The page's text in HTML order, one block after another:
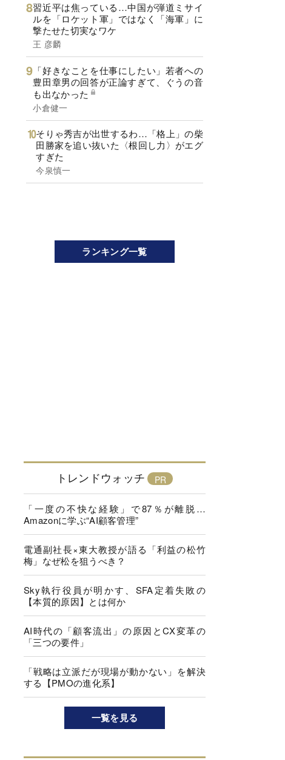
習近平は焦っている…中国が弾道ミサイ
ルを「ロケット軍」ではなく「海軍」に
撃たせた切実なワケ
王 彦麟
「好きなことを仕事にしたい」若者への
豊田章男の回答が正論すぎて、ぐうの音
も出なかった
小倉健一
そりゃ秀吉が出世するわ…「格上」の柴
田勝家を追い抜いた〈根回し力〉がエグ
すぎた
今泉慎一
ランキング一覧
トレンドウォッチ
「一度の不快な経験」で87％が離脱…
Amazonに学ぶ“AI顧客管理”
電通副社長×東大教授が語る「利益の松竹
梅」なぜ松を狙うべき？
Sky執行役員が明かす、SFA定着失敗の
【本質的原因】とは何か
AI時代の「顧客流出」の原因とCX変革の
「三つの要件」
「戦略は立派だが現場が動かない」を解決
する【PMOの進化系】
一覧を見る